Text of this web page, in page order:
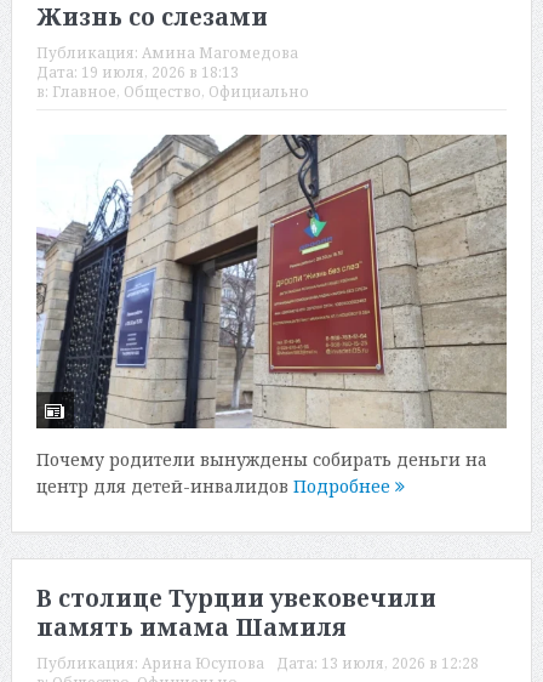
Жизнь со слезами
Публикация: Амина Магомедова
Дата: 19 июля, 2026 в 18:13
в: Главное, Общество, Официально
Почему родители вынуждены собирать деньги на
центр для детей-инвалидов Подробнее
В столице Турции увековечили
память имама Шамиля
Публикация: Арина Юсупова Дата: 13 июля, 2026 в 12:28